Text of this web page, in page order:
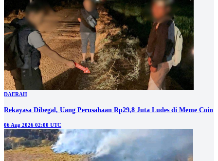
DAERAH
Rekayasa Dibegal, Uang Perusahaan Rp29,8 Juta Ludes di Meme Coin
06 Aug 2026 02:00 UTC